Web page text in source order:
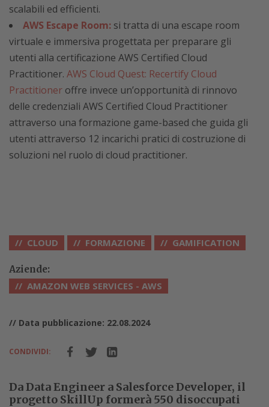
scalabili ed efficienti.
AWS Escape Room: si tratta di una escape room
virtuale e immersiva progettata per preparare gli
utenti alla certificazione AWS Certified Cloud
Practitioner. AWS Cloud Quest: Recertify Cloud
Practitioner offre invece un’opportunità di rinnovo
delle credenziali AWS Certified Cloud Practitioner
attraverso una formazione game-based che guida gli
utenti attraverso 12 incarichi pratici di costruzione di
soluzioni nel ruolo di cloud practitioner.
CLOUD FORMAZIONE GAMIFICATION
Aziende:
AMAZON WEB SERVICES - AWS
// Data pubblicazione: 22.08.2024
CONDIVIDI:
Da Data Engineer a Salesforce Developer, il
progetto SkillUp formerà 550 disoccupati